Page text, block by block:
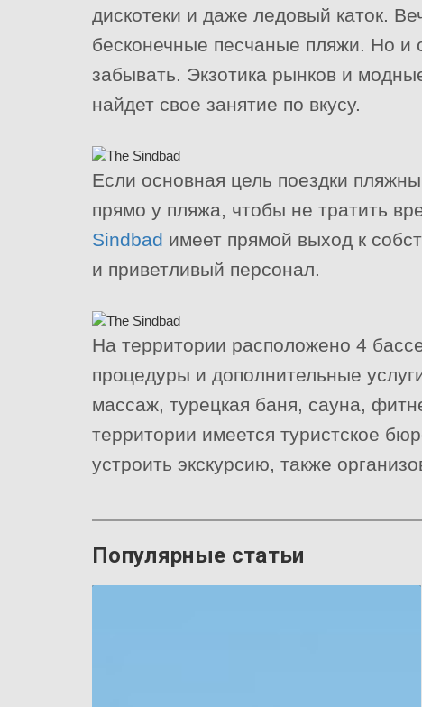
дискотеки и даже ледовый каток.
бесконечные песчаные пляжи. Но и
забывать. Экзотика рынков и
найдет свое занятие по вкусу.
Если основная цель поездки
прямо у пляжа, чтобы не тратить
Sindbad имеет прямой выход к
и приветливый персонал.
На территории расположено 4
процедуры и дополнительные
массаж, турецкая баня, сауна,
территории имеется туристское
устроить экскурсию, также
Популярные статьи